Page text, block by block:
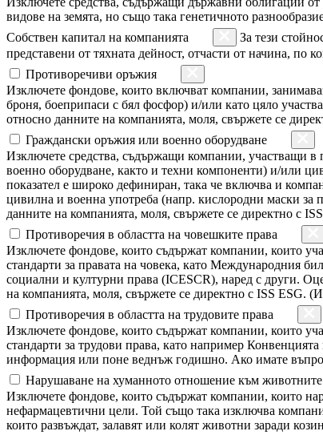
видове на земята, но също така генетичното
Собствен капитал на компанията
За тези
представени от тяхната дейност, отчасти от начина, по
Противоречиви оръжия
Изключете фондове, които включват компании,
броня, боеприпаси с бял фосфор) и/или като цяло
относно данните на компанията, моля, свържете се
Граждански оръжия или военно оборудване
Изключете средства, съдържащи компании, участващи в
военно оборудване, както и техни компоненти) и/или
показател е широко дефиниран, така че включва и
цивилна и военна употреба (напр. кислородни маски за
данните на компанията, моля, свържете се директно с
Противоречия в областта на човешките права
Изключете фондове, които съдържат компании, които
стандарти за правата на човека, като Международния
социални и културни права (ICESCR), наред с други.
на компанията, моля, свържете се директно с ISS ESG.
Противоречия в областта на трудовите права
Изключете фондове, които съдържат компании, които
стандарти за трудови права, като например
информация или поне веднъж годишно. Ако имате
Нарушаване на хуманното отношение към животните
Изключете фондове, които съдържат компании, които
нефармацевтични цели. Той също така изключва
които развъждат, залавят или колят животни заради